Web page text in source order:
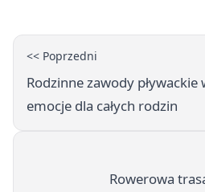
<< Poprzedni
Rodzinne zawody
emocje dla całych rodzin
Rowerowa